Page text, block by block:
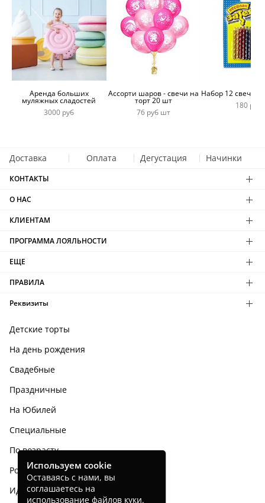
Аренда больших
муляжных сладостей
3000 руб
Ассорти шаров - свечи на
торт 20 шт
76 руб шт
Набор 12 свечей
180 руб
Доставка Оплата Дегустация Начинки
КОНТАКТЫ
О НАС
КЛИЕНТАМ
ПРОГРАММА ЛОЯЛЬНОСТИ
ЕЩЕ
ПРАВИЛА
Реквизиты
Детские торты
На день рождения
Свадебные
Праздничные
На Юбилей
Специальные
По возрасту
Родным и близким
Идеи тортов
Используем cookie
Оставаясь с нами, вы
соглашаетесь на
использование файлов куки.